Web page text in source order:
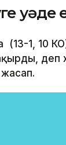
уәде
1, 10
деп